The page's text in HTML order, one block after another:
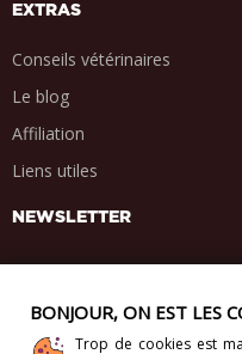
EXTRAS
Conseils vétérinaires
Le blog
Affiliation
Liens utiles
NEWSLETTER
PARTAGE SOCIAL
BONJOUR, ON EST LES
Trop de cookies est